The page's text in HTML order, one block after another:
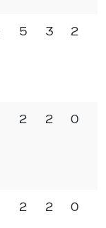
5 3 2
2 2 0
2 2 0